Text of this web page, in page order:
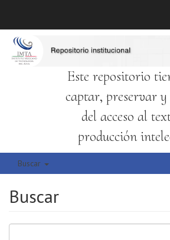
Este repositorio
captar, preservar
del acceso al
producción
Buscar
Buscar